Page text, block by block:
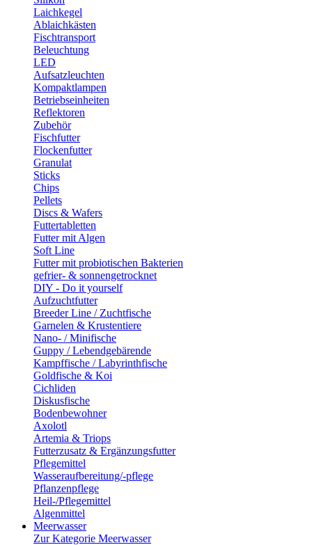
Laichkegel
Ablaichkästen
Fischtransport
Beleuchtung
LED
Aufsatzleuchten
Kompaktlampen
Betriebseinheiten
Reflektoren
Zubehör
Fischfutter
Flockenfutter
Granulat
Sticks
Chips
Pellets
Discs & Wafers
Futtertabletten
Futter mit Algen
Soft Line
Futter mit probiotischen Bakterien
gefrier- & sonnengetrocknet
DIY - Do it yourself
Aufzuchtfutter
Breeder Line / Zuchtfische
Garnelen & Krustentiere
Nano- / Minifische
Guppy / Lebendgebärende
Kampffische / Labyrinthfische
Goldfische & Koi
Cichliden
Diskusfische
Bodenbewohner
Axolotl
Artemia & Triops
Futterzusatz & Ergänzungsfutter
Pflegemittel
Wasseraufbereitung/-pflege
Pflanzenpflege
Heil-/Pflegemittel
Algenmittel
Meerwasser
Zur Kategorie Meerwasser